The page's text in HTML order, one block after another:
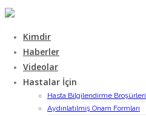
Kimdir
Haberler
Videolar
Hastalar İçin
Hasta Bilgilendirme Broşürleri
Aydınlatılmış Onam Formları